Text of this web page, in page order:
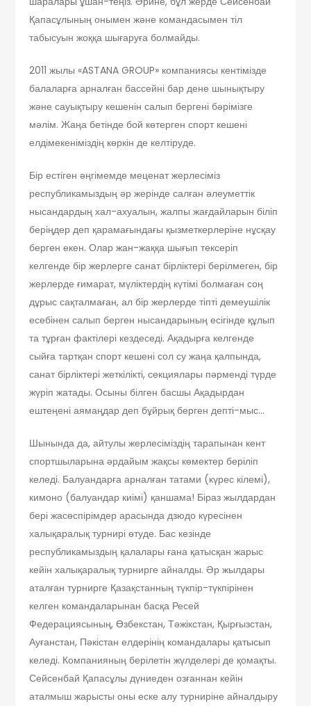
Қапасұлының онымен және командасымен тіл
табысуын жоққа шығаруға болмайды.
2011 жылы «ASTANA GROUP» компаниясы кентімізде
балаларға арналған бассейні бар дене шынықтыру
және сауықтыру кешенін салып бергені бәрімізге
мәлім. Жаңа бетінде бой көтерген спорт кешені
елдімекеніміздің көркін де келтіруде.
Бір естіген әңгімемде меценат жерлесіміз
республикамыздың әр жерінде салған әлеуметтік
нысандардың хал-ахуалын, жалпы жағдайларын біліп
беріңдер деп қарамағындағы қызметкерлеріне нұсқау
берген екен. Олар жан-жаққа шығып тексеріп
келгенде бір жерлерге санат бірліктері берілмеген, бір
жерлерде ғимарат, мүліктердің күтімі болмаған соң
дұрыс сақталмаған, ал бір жерлерде тіпті демеушілік
есебінен салып берген нысандарының есігінде құлып
та тұрған фактілері кездеседі. Ақадырға келгенде
сыйға тартқан спорт кешені сол су жаңа қалпында,
санат бірліктері жеткілікті, секциялары пәрменді түрде
жүріп жатады. Осыны білген басшы Ақадырдан
ештеңені аямаңдар деп бұйрық берген депті-мыс…
Шынында да, айтулы жерлесіміздің тарапынан кент
спортшыларына әрдайым жақсы көмектер беріліп
келеді. Балуандарға арналған татами (күрес кілемі),
кимоно (балуандар киімі) қаншама! Біраз жылдардан
бері жасөспірімдер арасында дзюдо күресінен
халықаралық турнирі өтуде. Бас кезінде
республикамыздың қалалары ғана қатысқан жарыс
кейін халықаралық турнирге айналды. Әр жылдары
аталған турнирге Қазақстанның түкпір-түкпірінен
келген командаларынан басқа Ресей
Федерациясының, Өзбекстан, Тәжікстан, Қырғызстан,
Ауғанстан, Пәкістан елдерінің командалары қатысып
келеді. Компанияның берілетін жүлделері де қомақты.
Сейсенбай Қапасұлы дүниеден озғаннан кейін
аталмыш жарысты оны еске алу турниріне айналдыру